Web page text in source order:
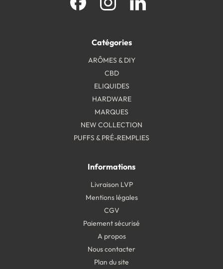
Catégories
ARÔMES & DIY
CBD
ELIQUIDES
HARDWARE
MARQUES
NEW COLLECTION
PUFFS & PRÉ-REMPLIES
Informations
Livraison LVP
Mentions légales
CGV
Paiement sécurisé
A propos
Nous contacter
Plan du site